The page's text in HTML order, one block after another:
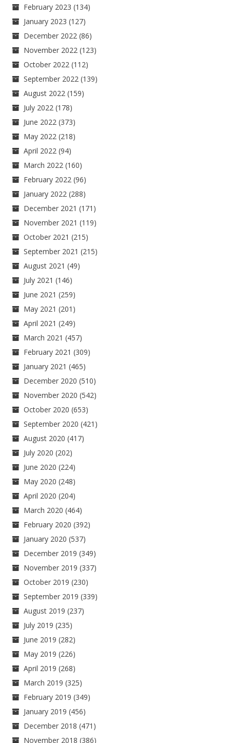
February 2023 (134)
January 2023 (127)
December 2022 (86)
November 2022 (123)
October 2022 (112)
September 2022 (139)
August 2022 (159)
July 2022 (178)
June 2022 (373)
May 2022 (218)
April 2022 (94)
March 2022 (160)
February 2022 (96)
January 2022 (288)
December 2021 (171)
November 2021 (119)
October 2021 (215)
September 2021 (215)
August 2021 (49)
July 2021 (146)
June 2021 (259)
May 2021 (201)
April 2021 (249)
March 2021 (457)
February 2021 (309)
January 2021 (465)
December 2020 (510)
November 2020 (542)
October 2020 (653)
September 2020 (421)
August 2020 (417)
July 2020 (202)
June 2020 (224)
May 2020 (248)
April 2020 (204)
March 2020 (464)
February 2020 (392)
January 2020 (537)
December 2019 (349)
November 2019 (337)
October 2019 (230)
September 2019 (339)
August 2019 (237)
July 2019 (235)
June 2019 (282)
May 2019 (226)
April 2019 (268)
March 2019 (325)
February 2019 (349)
January 2019 (456)
December 2018 (471)
November 2018 (386)